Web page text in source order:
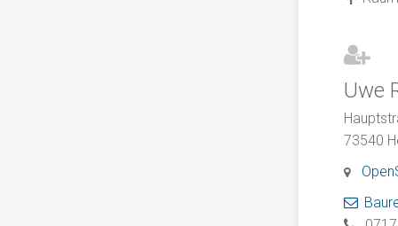
Uwe
73540